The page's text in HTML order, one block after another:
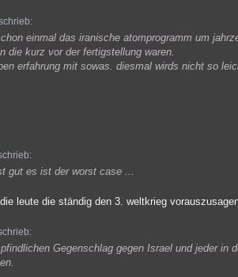
einmal das iranische atomprogramm um
die kurz vor der fertigstellung waren.
erfahrung mit sowas. diesmal wirds nicht so
gut es ist der worst case ...
leute die ständig den 3. weltkrieg
Gegenschlag gegen Israel und jeder